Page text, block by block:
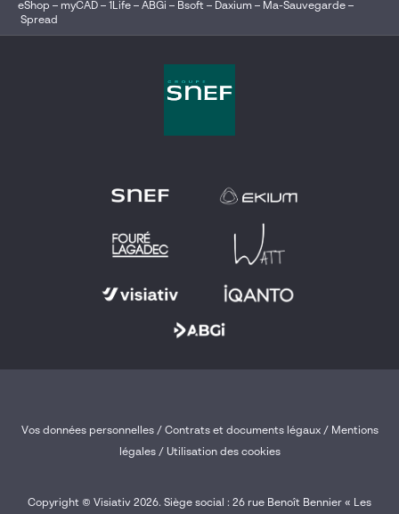
eShop – myCAD – 1Life – ABGi – Bsoft – Daxium – Ma-Sauvegarde –
Spread
Copyright © Visiativ 2026. Siège social : 26 rue Benoît Bennier « Les
Vos données personnelles/ Contrats et documents légaux/ Mentions
légales / Utilisation des cookies